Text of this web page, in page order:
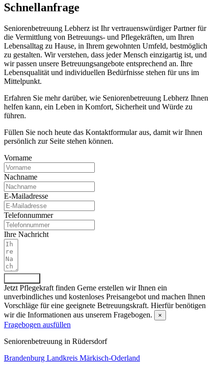
Schnell­anfrage
Seniorenbetreuung Lebherz ist Ihr vertrauenswürdiger Partner für
die Vermittlung von Betreuungs- und Pflegekräften, um Ihren
Lebensalltag zu Hause, in Ihrem gewohnten Umfeld, bestmöglich
zu gestalten. Wir verstehen, dass jeder Mensch einzigartig ist, und
wir passen unsere Betreuungsangebote entsprechend an. Ihre
Lebensqualität und individuellen Bedürfnisse stehen für uns im
Mittelpunkt.
Erfahren Sie mehr darüber, wie Seniorenbetreuung Lebherz Ihnen
helfen kann, ein Leben in Komfort, Sicherheit und Würde zu
führen.
Füllen Sie noch heute das Kontaktformular aus, damit wir Ihnen
persönlich zur Seite stehen können.
Vorname
Nachname
E-Mailadresse
Telefonnummer
Ihre Nachricht
Jetzt Pflegekraft finden Gerne erstellen wir Ihnen ein
unverbindliches und kostenloses Preisangebot und machen Ihnen
Vorschläge für eine geeignete Betreuungskraft. Hierfür benötigen
wir die Informationen aus unserem Fragebogen.
×
Fragebogen ausfüllen
Senioren­betreuung in Rüdersdorf
Brandenburg Landkreis Märkisch-Oderland